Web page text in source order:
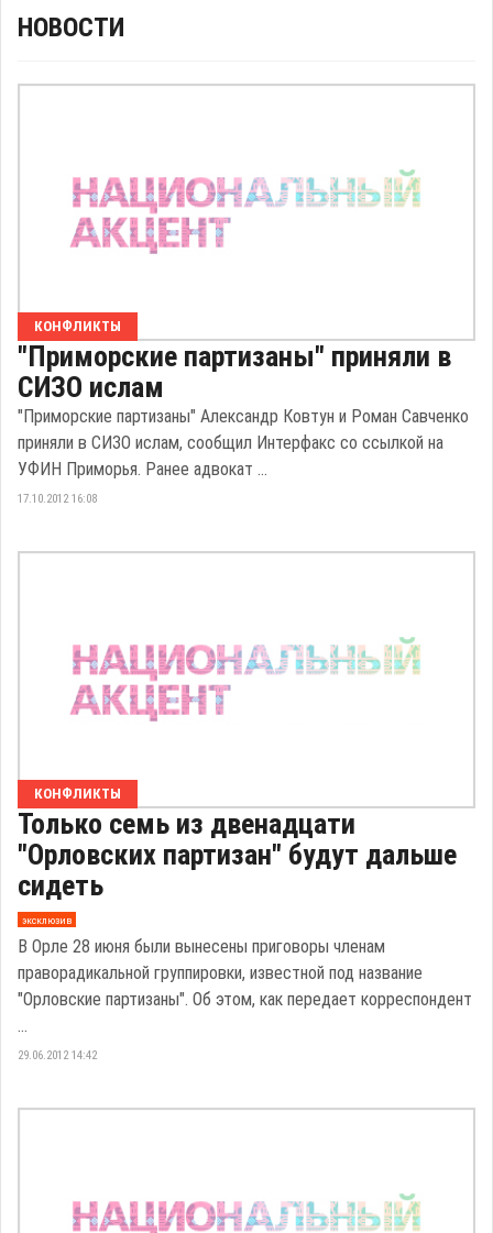
НОВОСТИ
КОНФЛИКТЫ
"Приморские партизаны" приняли в
СИЗО ислам
"Приморские партизаны" Александр Ковтун и Роман Савченко
приняли в СИЗО ислам, сообщил Интерфакс со ссылкой на
УФИН Приморья. Ранее адвокат ...
17.10.2012 16:08
КОНФЛИКТЫ
Только семь из двенадцати
"Орловских партизан" будут дальше
сидеть
эксклюзив
В Орле 28 июня были вынесены приговоры членам
праворадикальной группировки, известной под название
"Орловские партизаны". Об этом, как передает корреспондент
...
29.06.2012 14:42